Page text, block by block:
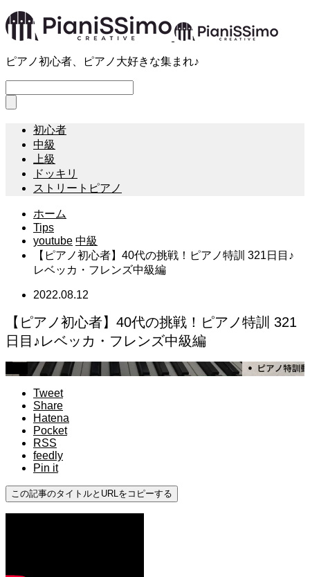
ピアノ初心者、ピアノ大好きな集まれ♪
初心者
中級
上級
ドッキリ
ストリートピアノ
ホーム
Tips
youtube 中級
【ピアノ初心者】40代の挑戦！ピアノ特訓 321日目♪
レベッカ・フレンズ中級編
2022.08.12
【ピアノ初心者】40代の挑戦！ピアノ特訓 321
日目♪レベッカ・フレンズ中級編
Tweet
Share
Hatena
Pocket
RSS
feedly
Pin it
この記事のタイトルとURLをコピーする